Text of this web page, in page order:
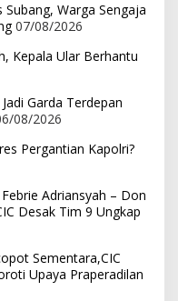
Warga Sengaja
07/08/2026
Kepala Ular Berhantu
Garda Terdepan
08/2026
Pergantian Kapolri?
Adriansyah – Don
Desak Tim 9 Ungkap
Sementara,CIC
Upaya Praperadilan